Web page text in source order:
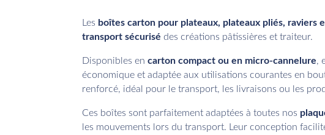
Les boîtes carton pour plateaux, plateaux pliés, raviers
transport sécurisé des créations pâtissières et traiteur.
Disponibles encarton compact ou en micro-cannelure,
économique et adaptée aux utilisations courantes en
renforcé, idéal pour le transport, les livraisons ou les
Ces boîtes sont parfaitement adaptées à toutes nos
les mouvements lors du transport. Leur conception